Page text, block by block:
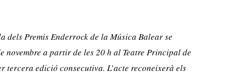
dels Premis Enderrock de la Música Balear se
novembre a partir de les 20 h al Teatre Principal de
tercera edició consecutiva. L’acte reconeixerà els